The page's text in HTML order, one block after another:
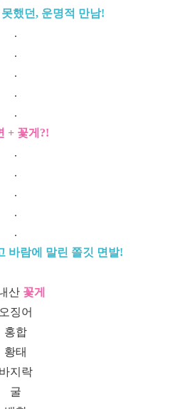
했던, 운명적 만남!
.
.
.
.
.
+ 꽃게?!
.
.
.
.
.
바람에 말린 쫄깃 면발!
산 꽃게
오징어
홍합
황태
바지락
굴